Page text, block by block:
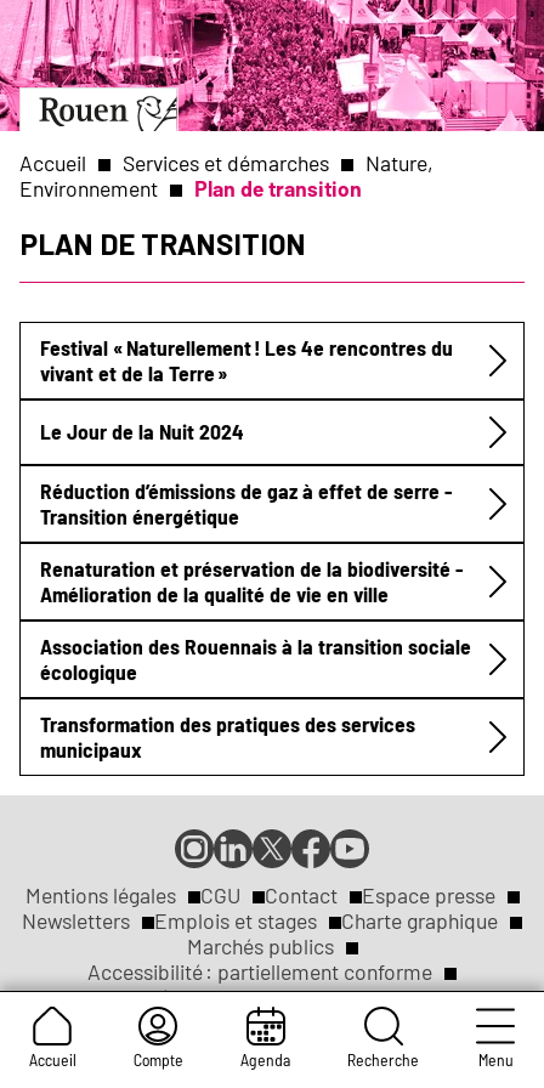
Aller
au
contenu
principal
Aller
à
page
d’accueil
Slide
of
1
Accueil Compte Agenda Recherche Menu
Fil
d'Ariane
Accueil Services et démarches
Nature,
Environnement
Plan de transition
Plan de transition
Submenu
Festival « Naturellement ! Les 4e rencontres du
vivant et de la Terre »
Le Jour de la Nuit 2024
Réduction d’émissions de gaz à effet de serre -
Transition énergétique
Renaturation et préservation de la biodiversité -
Amélioration de la qualité de vie en ville
Association des Rouennais à la transition sociale
écologique
Transformation des pratiques des services
municipaux
Réseaux
sociaux
Compte
Instagram
de
la
ville
de
Rouen
Compte
LinkedIn
de
la
ville
de
Rouen
Compte
X
de
la
ville
de
Rouen
Page
Facebook
de
la
ville
de
Rouen
Page
YouTube
de
la
ville
de
Rouen
Liens
légaux
Mentions légales CGU Contact
Espace presse
Newsletters
Emplois et stages
Charte graphique
Marchés publics
Accessibilité : partiellement conforme
Appels publics à concurrence
Arborescence du site